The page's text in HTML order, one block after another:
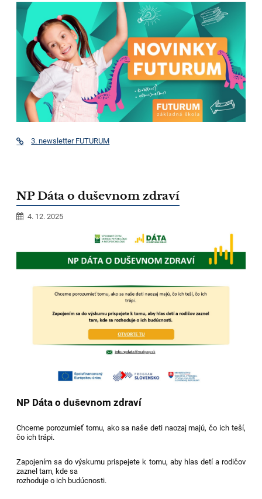
3. newsletter FUTURUM
NP Dáta o duševnom zdraví
4. 12. 2025
NP Dáta o duševnom zdraví
Chceme porozumieť tomu, ako sa naše deti naozaj majú, čo ich teší,
čo ich trápi.
Zapojením sa do výskumu prispejete k tomu, aby hlas detí a rodičov
zaznel tam, kde sa
rozhoduje o ich budúcnosti.